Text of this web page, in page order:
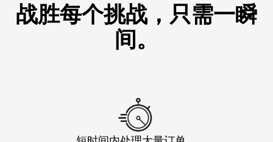
战胜每个挑战，只需一瞬
间。